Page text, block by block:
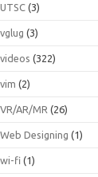
UTSC (3)
vglug (3)
videos (322)
vim (2)
VR/AR/MR (26)
Web Designing (1)
wi-fi (1)